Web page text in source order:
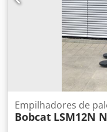
ferramentas adicionais
Faróis adicionais * Em
Somos uma oficina
de construção,
financiamento,
a opção de aluguel
Empilhadores de
Bobcat LSM12N